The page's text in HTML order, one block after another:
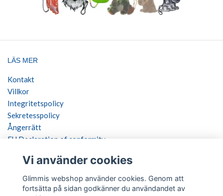
LÄS MER
Kontakt
Villkor
Integritetspolicy
Sekretesspolicy
Ångerrätt
EU Declaration of conformity
SOCIALA MEDIER
Vi använder cookies
Glimmis webshop använder cookies. Genom att
fortsätta på sidan godkänner du användandet av